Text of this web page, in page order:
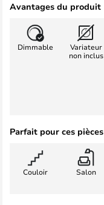
Avantages du produit
Dimmable
Variateur
non inclus
Parfait pour ces pièces
Couloir Salon